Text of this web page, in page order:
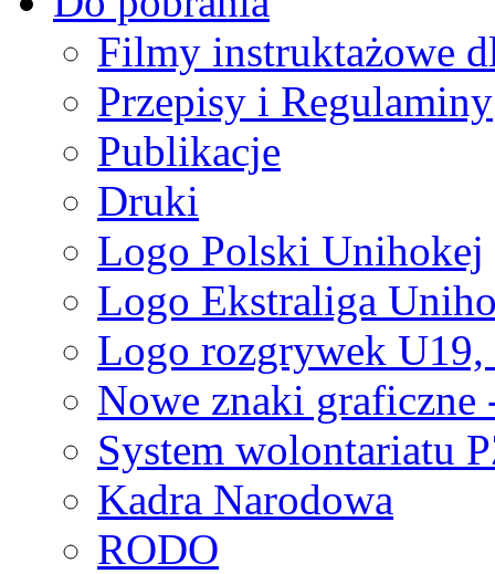
Filmy instruktażowe
Przepisy i Regulaminy
Publikacje
Druki
Logo Polski Unihokej
Logo Ekstraliga
Logo rozgrywek
Nowe znaki graficzne
System wolontariatu
Kadra Narodowa
RODO